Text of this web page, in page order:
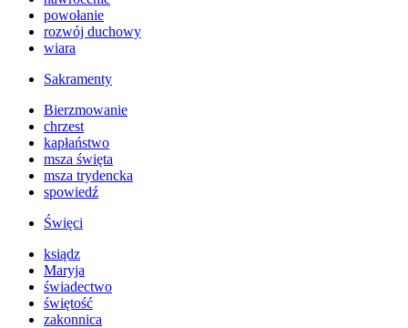
powołanie
rozwój duchowy
wiara
Sakramenty
Bierzmowanie
chrzest
kapłaństwo
msza święta
msza trydencka
spowiedź
Święci
ksiądz
Maryja
świadectwo
świętość
zakonnica